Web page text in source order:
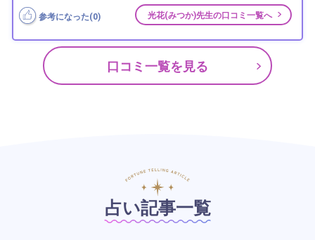
参考になった(0) 光花(みつか)先生の口コミ一覧へ
口コミ一覧を見る
占い記事一覧